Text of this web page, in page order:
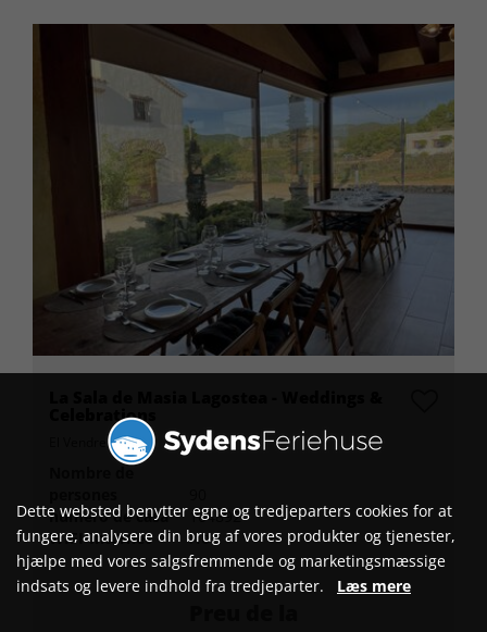
Celebrations
El Vendrell
Nombre de
número de casa
104892
WIFI-Internet
No
Dette websted benytter egne og tredjeparters cookies for at
fungere, analysere din brug af vores produkter og tjenester,
hjælpe med vores salgsfremmende og marketingsmæssige
indsats og levere indhold fra tredjeparter. Læs mere